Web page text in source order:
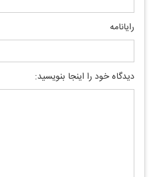
رایانامه
دیدگاه خود را اینجا بنویسید: